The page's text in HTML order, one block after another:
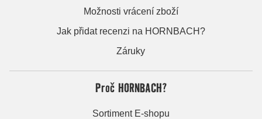
Možnosti vrácení zboží
Jak přidat recenzi na HORNBACH?
Záruky
Proč HORNBACH?
Sortiment E-shopu